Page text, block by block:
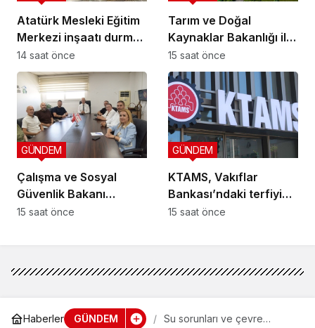
Atatürk Mesleki Eğitim
Merkezi inşaatı durma
noktasında!
14 saat önce
Tarım ve Doğal
Kaynaklar Bakanlığı ile
İnşaat Mühendisleri
Odası arasında iş birliği
protokolü imzalandı
15 saat önce
Çalışma ve Sosyal
Güvenlik Bakanı
Hasipoğlu,
GÜNDEM
15 saat önce
KTAMS, Vakıflar
Bankası’ndaki terfiyi
eleştirdi
GÜNDEM
15 saat önce
Haberler GÜNDEM
Su sorunları ve çevre